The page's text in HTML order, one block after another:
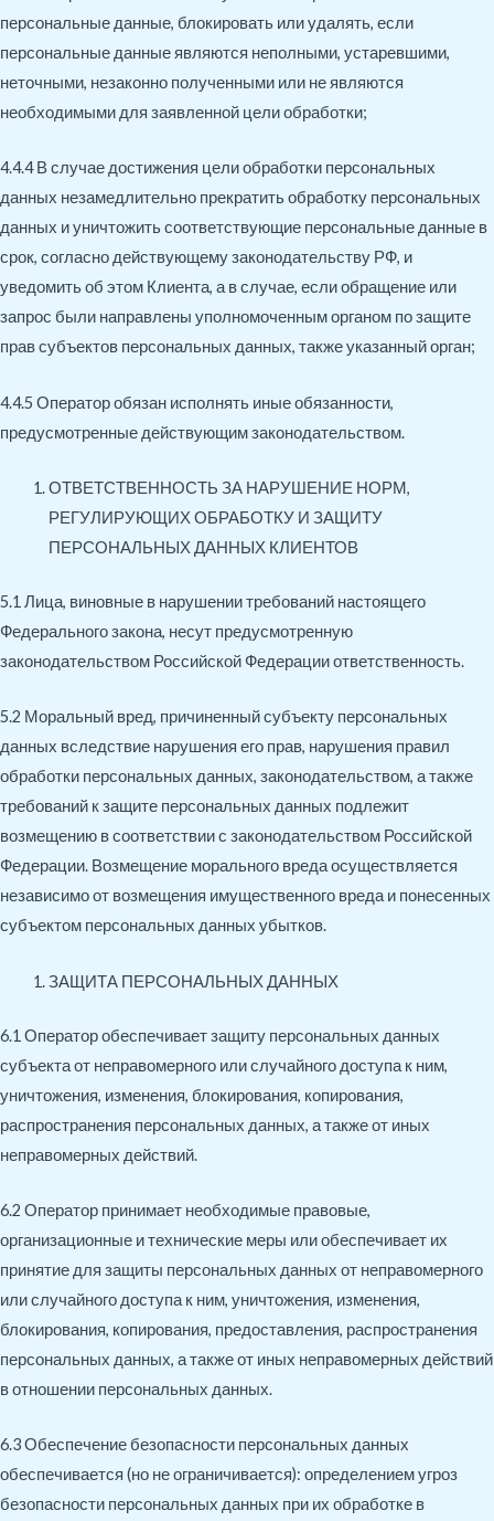
персональные данные, блокировать или удалять, если
персональные данные являются неполными, устаревшими,
неточными, незаконно полученными или не являются
необходимыми для заявленной цели обработки;
4.4.4 В случае достижения цели обработки персональных
данных незамедлительно прекратить обработку персональных
данных и уничтожить соответствующие персональные данные в
срок, согласно действующему законодательству РФ, и
уведомить об этом Клиента, а в случае, если обращение или
запрос были направлены уполномоченным органом по защите
прав субъектов персональных данных, также указанный орган;
4.4.5 Оператор обязан исполнять иные обязанности,
предусмотренные действующим законодательством.
ОТВЕТСТВЕННОСТЬ ЗА НАРУШЕНИЕ НОРМ,
РЕГУЛИРУЮЩИХ ОБРАБОТКУ И ЗАЩИТУ
ПЕРСОНАЛЬНЫХ ДАННЫХ КЛИЕНТОВ
5.1 Лица, виновные в нарушении требований настоящего
Федерального закона, несут предусмотренную
законодательством Российской Федерации ответственность.
5.2 Моральный вред, причиненный субъекту персональных
данных вследствие нарушения его прав, нарушения правил
обработки персональных данных, законодательством, а также
требований к защите персональных данных подлежит
возмещению в соответствии с законодательством Российской
Федерации. Возмещение морального вреда осуществляется
независимо от возмещения имущественного вреда и понесенных
субъектом персональных данных убытков.
ЗАЩИТА ПЕРСОНАЛЬНЫХ ДАННЫХ
6.1 Оператор обеспечивает защиту персональных данных
субъекта от неправомерного или случайного доступа к ним,
уничтожения, изменения, блокирования, копирования,
распространения персональных данных, а также от иных
неправомерных действий.
6.2 Оператор принимает необходимые правовые,
организационные и технические меры или обеспечивает их
принятие для защиты персональных данных от неправомерного
или случайного доступа к ним, уничтожения, изменения,
блокирования, копирования, предоставления, распространения
персональных данных, а также от иных неправомерных действий
в отношении персональных данных.
6.3 Обеспечение безопасности персональных данных
обеспечивается (но не ограничивается): определением угроз
безопасности персональных данных при их обработке в